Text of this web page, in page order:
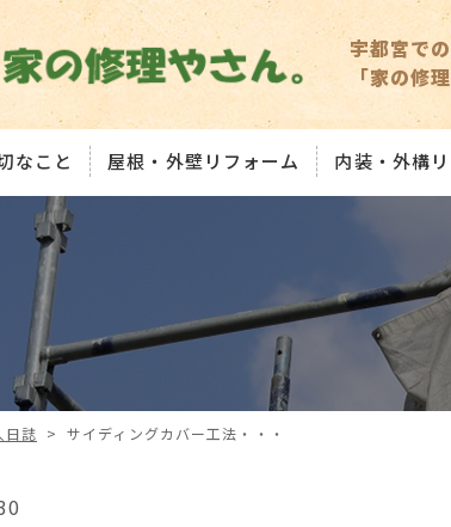
宇都宮で
「家の修
なこと 屋根・外壁リフォーム 内装・外構
日誌 > サイディングカバー工法・・・